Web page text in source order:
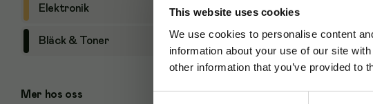
This website uses cookies
We use cookies to personalise content
information about your use of our site
other information that you’ve provided to
Elektronik
Bläck & Toner
Mer hos oss